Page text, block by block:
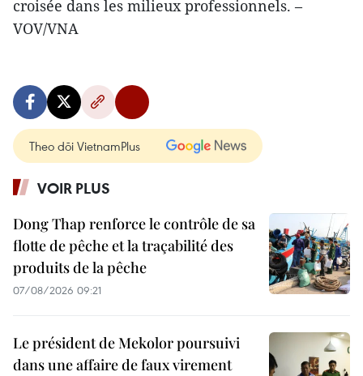
croisée dans les milieux professionnels. –
VOV/VNA
Theo dõi VietnamPlus
VOIR PLUS
Dong Thap renforce le contrôle de sa
flotte de pêche et la traçabilité des
produits de la pêche
07/08/2026 09:21
Le président de Mekolor poursuivi
dans une affaire de faux virement